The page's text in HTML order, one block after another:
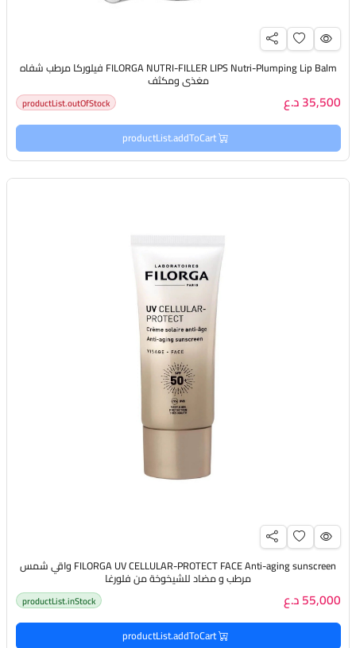
FILORGA NUTRI-FILLER LIPS Nutri-Plumping Lip Balm فيلوركا مرطب شفاه
مغذي ومكثف
35,500 د.ع productList.outOfStock
productList.addToCart
FILORGA UV CELLULAR-PROTECT FACE Anti-aging sunscreen واقي شمس
مرطب و مضاد للشيخوخة من فلورغا
55,000 د.ع productList.inStock
productList.addToCart